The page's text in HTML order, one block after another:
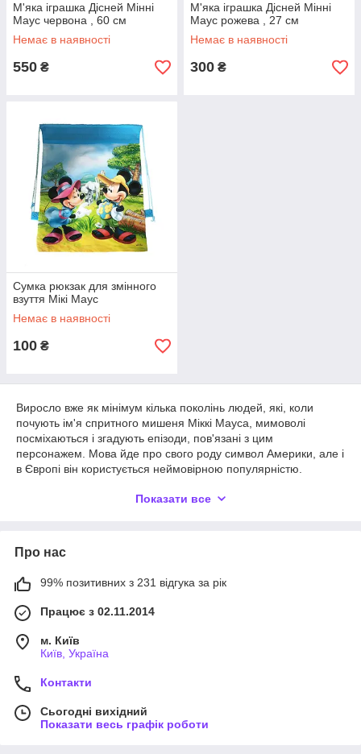
М'яка іграшка Дісней Мінні
Маус червона , 60 см
Немає в наявності
550 ₴
М'яка іграшка Дісней Мінні
Маус рожева , 27 см
Немає в наявності
300 ₴
Сумка рюкзак для змінного
взуття Мікі Маус
Немає в наявності
100 ₴
Виросло вже як мінімум кілька поколінь людей, які, коли
почують ім'я спритного мишеня Міккі Мауса, мимоволі
посміхаються і згадують епізоди, пов'язані з цим
персонажем. Мова йде про свого роду символ Америки, але і
в Європі він користується неймовірною популярністю.
незвичайних ситуаціях, розмовляє зі своїми друзями і ніколи
сподобається дітям різного віку.
роком розвивається все більше і поповнюється новою
Звичайно ж, особливе задоволення вона приносить діткам,
Вже протягом довгих років м'яка іграшка Міккі Маус є
добрим і ніколи не унывающим – це дійсно ідеальний друг.
Такого роду іграшка точно зацікавить будь-якої дитини. Гра з
ним гарантує приємні тактильні відчуття, розвиток уяви і
мислення. Подібна іграшка змогла зарекомендувати себе як
Показати все
Про нас
99% позитивних з 231 відгука за рік
Працює з 02.11.2014
м. Київ
Київ, Україна
Контакти
Сьогодні вихідний
Показати весь графік роботи